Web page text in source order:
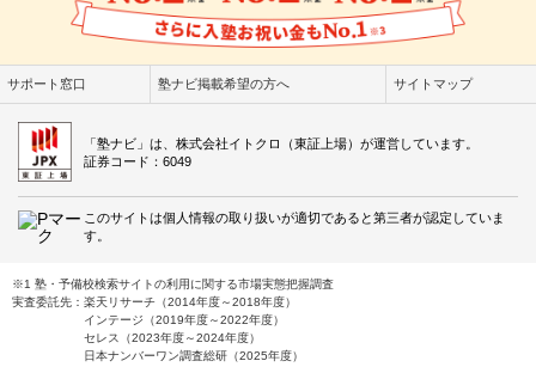
サポート窓口 塾ナビ掲載希望の方へ サイトマップ
「塾ナビ」は、株式会社イトクロ（東証上場）が運営しています。
証券コード：6049
このサイトは個人情報の取り扱いが適切であると第三者が認定していま
す。
※1 塾・予備校検索サイトの利用に関する市場実態把握調査
実査委託先：楽天リサーチ（2014年度～2018年度）
インテージ（2019年度～2022年度）
セレス（2023年度～2024年度）
日本ナンバーワン調査総研（2025年度）